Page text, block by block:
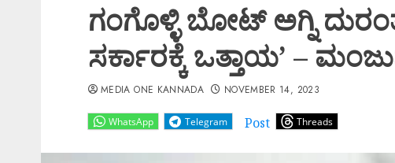
ಗಂಗೊಳ್ಳಿ ಬೋಟ್ ಅಗ್ನಿ
ಸರ್ಕಾರಕ್ಕೆ ಒತ್ತಾಯ’ –
WhatsApp Telegram Post Threads
MEDIA ONE KANNADA NOVEMBER 14, 2023